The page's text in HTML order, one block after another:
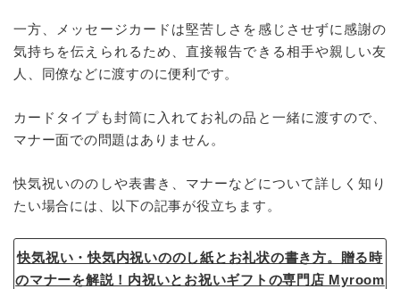
一方、メッセージカードは堅苦しさを感じさせずに感謝の
気持ちを伝えられるため、直接報告できる相手や親しい友
人、同僚などに渡すのに便利です。
カードタイプも封筒に入れてお礼の品と一緒に渡すので、
マナー面での問題はありません。
快気祝いののしや表書き、マナーなどについて詳しく知り
たい場合には、以下の記事が役立ちます。
快気祝い・快気内祝いののし紙とお礼状の書き方。贈る時
のマナーを解説！内祝いとお祝いギフトの専門店 Myroom